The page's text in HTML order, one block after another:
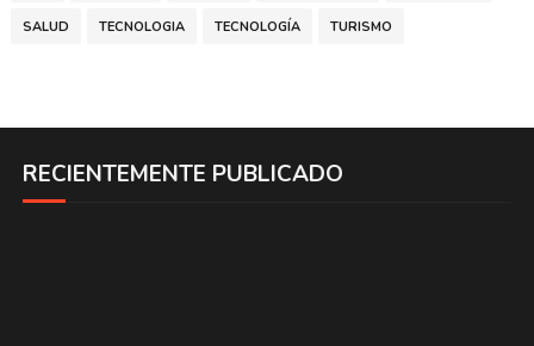
SALUD TECNOLOGIA TECNOLOGÍA TURISMO
RECIENTEMENTE PUBLICADO